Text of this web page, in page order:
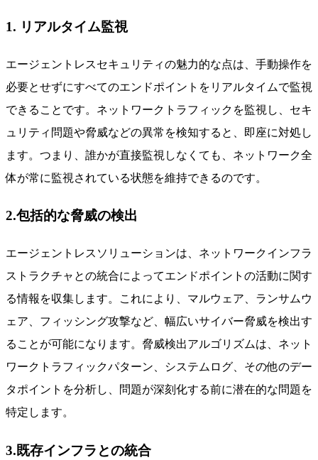
1. リアルタイム監視
エージェントレスセキュリティの魅力的な点は、手動操作を
必要とせずにすべてのエンドポイントをリアルタイムで監視
できることです。ネットワークトラフィックを監視し、セキ
ュリティ問題や脅威などの異常を検知すると、即座に対処し
ます。つまり、誰かが直接監視しなくても、ネットワーク全
体が常に監視されている状態を維持できるのです。
2.包括的な脅威の検出
エージェントレスソリューションは、ネットワークインフラ
ストラクチャとの統合によってエンドポイントの活動に関す
る情報を収集します。これにより、マルウェア、ランサムウ
ェア、フィッシング攻撃など、幅広いサイバー脅威を検出す
ることが可能になります。脅威検出アルゴリズムは、ネット
ワークトラフィックパターン、システムログ、その他のデー
タポイントを分析し、問題が深刻化する前に潜在的な問題を
特定します。
3.既存インフラとの統合